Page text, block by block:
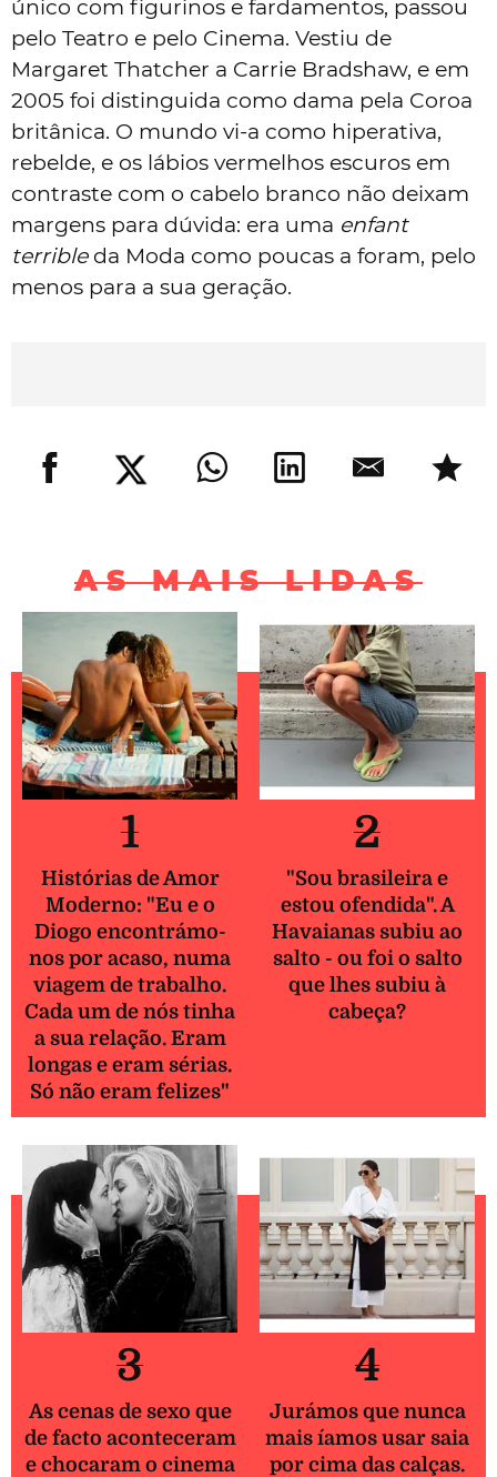
único com figurinos e fardamentos, passou
pelo Teatro e pelo Cinema. Vestiu de
Margaret Thatcher a Carrie Bradshaw, e em
2005 foi distinguida como dama pela Coroa
britânica. O mundo vi-a como hiperativa,
rebelde, e os lábios vermelhos escuros em
contraste com o cabelo branco não deixam
margens para dúvida: era uma enfant
terribleda Moda como poucas a foram, pelo
menos para a sua geração.
AS MAIS LIDAS
1
Histórias de Amor
Moderno: "Eu e o
Diogo encontrámo-
nos por acaso, numa
viagem de trabalho.
Cada um de nós tinha
a sua relação. Eram
longas e eram sérias.
Só não eram felizes"
2
"Sou brasileira e
estou ofendida". A
Havaianas subiu ao
salto - ou foi o salto
que lhes subiu à
cabeça?
3
As cenas de sexo que
de facto aconteceram
e chocaram o cinema
4
Jurámos que nunca
mais íamos usar saia
por cima das calças.